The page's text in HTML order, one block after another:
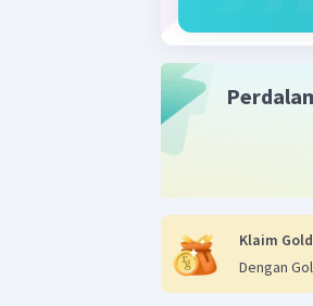
Klaim
Dengan